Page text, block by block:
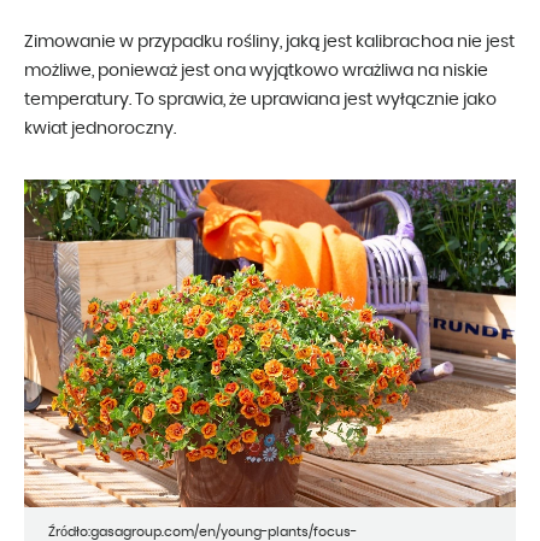
Zimowanie w przypadku rośliny, jaką jest kalibrachoa nie jest
możliwe, ponieważ jest ona wyjątkowo wrażliwa na niskie
temperatury. To sprawia, że uprawiana jest wyłącznie jako
kwiat jednoroczny.
Źródło:gasagroup.com/en/young-plants/focus-